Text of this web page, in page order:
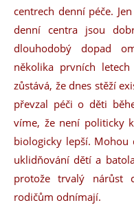
centrech denní péče.
denní centra jsou
dlouhodobý dopad
několika prvních
zůstává, že dnes stěží
převzal péči o děti
víme, že není politicky
biologicky lepší.
uklidňování dětí a
protože trvalý nárůst
rodičům odnímají.